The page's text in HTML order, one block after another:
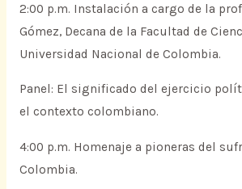
2:00 p.m. Instalación a cargo de la
Gómez, Decana de la Facultad de
Universidad Nacional de Colombia.
Panel: El significado del ejercicio
el contexto colombiano.
4:00 p.m. Homenaje a pioneras del
Colombia.